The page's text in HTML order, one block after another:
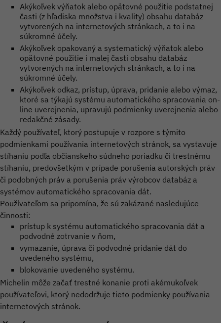
Akýkoľvek výňatok alebo opätovné použitie podstatnej
časti (z hľadiska množstva i kvality) obsahu databáz
vytvorených na internetových stránkach, a to i na
súkromné účely.
Akýkoľvek opakovaný a systematický výňatok alebo
opätovné použitie i malej časti obsahu databáz
vytvorených na internetových stránkach, a to i na
súkromné účely.
Akýkoľvek odkaz, prístup, úprava, pridanie alebo výmaz,
ktoré sa týkajú systému automatického spracovania on-
line uverejnenia, upravujú podmienky uverejnenia alebo
redakčné zásady.
Každý používateľ, ktorý postupuje v rozpore s týmito
podmienkami používania internetových stránok, sa vystavuje
stíhaniu podľa občianskeho súdneho poriadku či trestnému
stíhaniu, predovšetkým v prípade porušenia autorských práv
či podobných práv a porušenia práv výrobcov databáz a
systémov automatického spracovania dát.
Používateľom sa pripomína, že sú zakázané nasledujúce
činnosti:
prístup k systému automatického spracovania dát a
podvodné zotrvanie v ňom,
vymazanie, úprava či podvodné pridanie dát do
uvedeného systému,
blokovanie uvedeného systému.
Michelin môže začať trestné konanie proti akémukoľvek
používateľovi, ktorý nedodržuje tieto podmienky používania
internetových stránok.